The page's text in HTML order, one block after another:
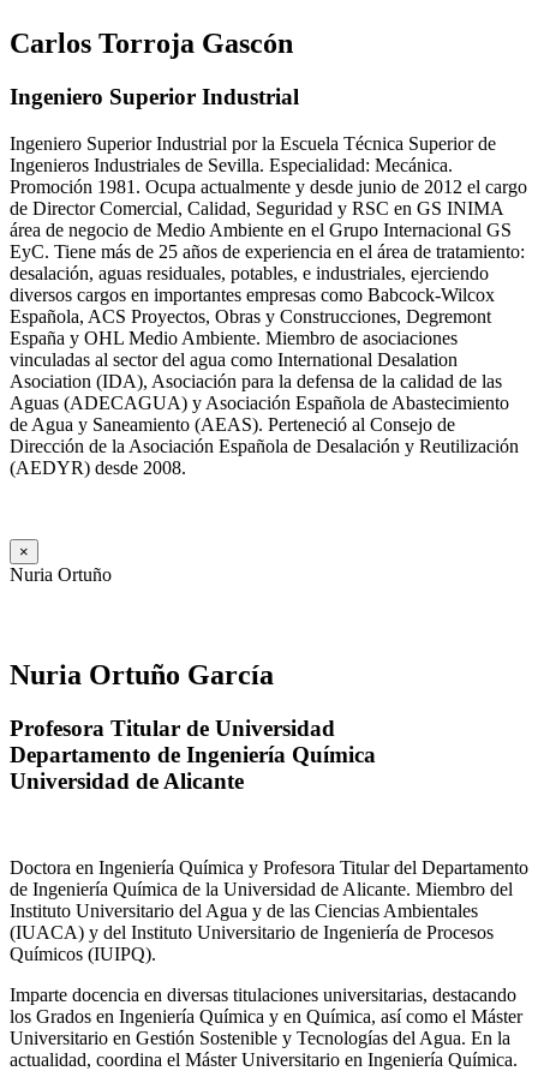
Carlos Torroja Gascón
Ingeniero Superior Industrial
Ingeniero Superior Industrial por la Escuela Técnica Superior de
Ingenieros Industriales de Sevilla. Especialidad: Mecánica.
Promoción 1981. Ocupa actualmente y desde junio de 2012 el cargo
de Director Comercial, Calidad, Seguridad y RSC en GS INIMA
área de negocio de Medio Ambiente en el Grupo Internacional GS
EyC. Tiene más de 25 años de experiencia en el área de tratamiento:
desalación, aguas residuales, potables, e industriales, ejerciendo
diversos cargos en importantes empresas como Babcock-Wilcox
Española, ACS Proyectos, Obras y Construcciones, Degremont
España y OHL Medio Ambiente. Miembro de asociaciones
vinculadas al sector del agua como International Desalation
Asociation (IDA), Asociación para la defensa de la calidad de las
Aguas (ADECAGUA) y Asociación Española de Abastecimiento
de Agua y Saneamiento (AEAS). Perteneció al Consejo de
Dirección de la Asociación Española de Desalación y Reutilización
(AEDYR) desde 2008.
×
Nuria Ortuño
Nuria Ortuño García
Profesora Titular de Universidad
Departamento de Ingeniería Química
Universidad de Alicante
Doctora en Ingeniería Química y Profesora Titular del Departamento
de Ingeniería Química de la Universidad de Alicante. Miembro del
Instituto Universitario del Agua y de las Ciencias Ambientales
(IUACA) y del Instituto Universitario de Ingeniería de Procesos
Químicos (IUIPQ).
Imparte docencia en diversas titulaciones universitarias, destacando
los Grados en Ingeniería Química y en Química, así como el Máster
Universitario en Gestión Sostenible y Tecnologías del Agua. En la
actualidad, coordina el Máster Universitario en Ingeniería Química.